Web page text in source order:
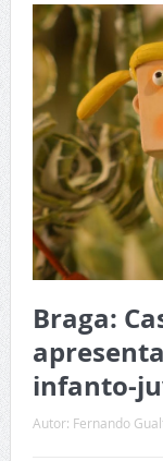
Braga:
infanto-
Autor: Fernando